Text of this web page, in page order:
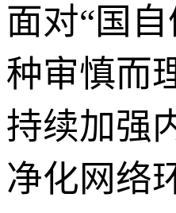
面对“国
种审慎而
持续加强
净化网络